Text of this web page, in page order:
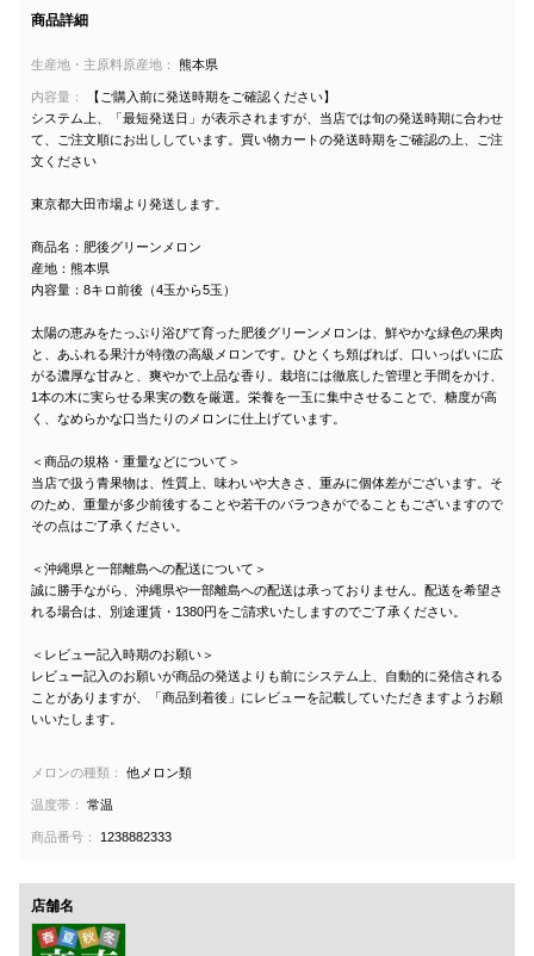
商品詳細
生産地・主原料原産地： 熊本県
内容量：
【ご購入前に発送時期をご確認ください】
システム上、「最短発送日」が表示されますが、当店では旬の発送時期に合わせ
て、ご注文順にお出ししています。買い物カートの発送時期をご確認の上、ご注
文ください
東京都大田市場より発送します。
商品名：肥後グリーンメロン
産地：熊本県
内容量：8キロ前後（4玉から5玉）
太陽の恵みをたっぷり浴びて育った肥後グリーンメロンは、鮮やかな緑色の果肉
と、あふれる果汁が特徴の高級メロンです。ひとくち頬ばれば、口いっぱいに広
がる濃厚な甘みと、爽やかで上品な香り。栽培には徹底した管理と手間をかけ、
1本の木に実らせる果実の数を厳選。栄養を一玉に集中させることで、糖度が高
く、なめらかな口当たりのメロンに仕上げています。
＜商品の規格・重量などについて＞
当店で扱う青果物は、性質上、味わいや大きさ、重みに個体差がございます。そ
のため、重量が多少前後することや若干のバラつきがでることもございますので
その点はご了承ください。
＜沖縄県と一部離島への配送について＞
誠に勝手ながら、沖縄県や一部離島への配送は承っておりません。配送を希望さ
れる場合は、別途運賃・1380円をご請求いたしますのでご了承ください。
＜レビュー記入時期のお願い＞
レビュー記入のお願いが商品の発送よりも前にシステム上、自動的に発信される
ことがありますが、「商品到着後」にレビューを記載していただきますようお願
いいたします。
メロンの種類： 他メロン類
温度帯： 常温
商品番号： 1238882333
店舗名